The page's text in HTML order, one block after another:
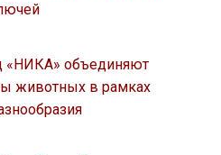
«НИКА» объединяют
животных в рамках